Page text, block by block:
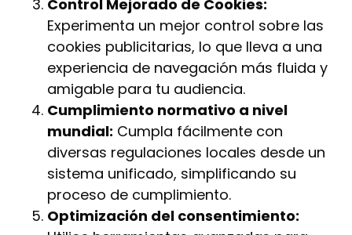
Control Mejorado de Cookies:
Experimenta un mejor control sobre las
cookies publicitarias, lo que lleva a una
experiencia de navegación más fluida y
amigable para tu audiencia.
Cumplimiento normativo a nivel
mundial: Cumpla fácilmente con
diversas regulaciones locales desde un
sistema unificado, simplificando su
proceso de cumplimiento.
Optimización del consentimiento: